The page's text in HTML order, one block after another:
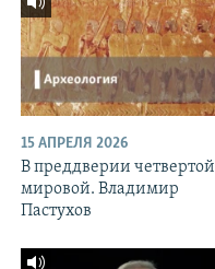
15 АПРЕЛЯ 2026
В преддверии четвертой
мировой. Владимир
Пастухов